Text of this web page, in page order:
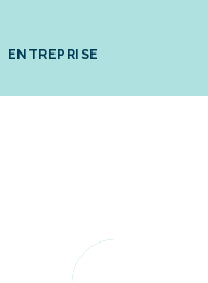
ENTREPRISE